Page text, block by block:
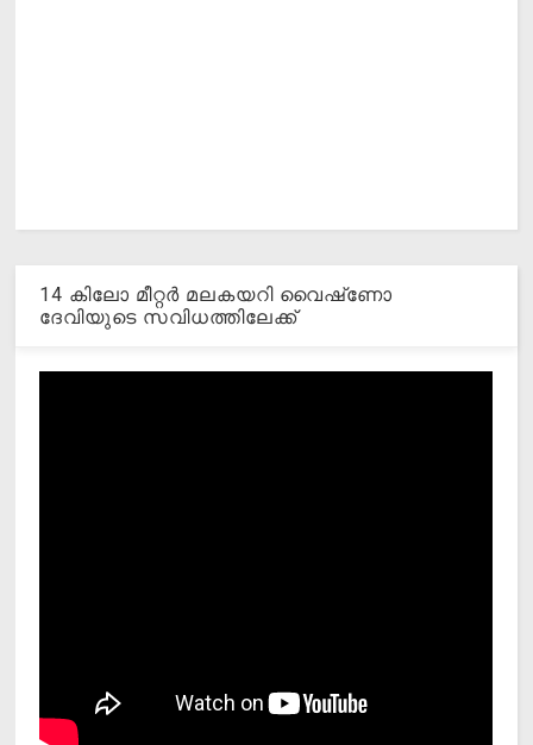
14 കിലോ മീറ്റര്‍ മലകയറി വൈഷ്‌ണോ
ദേവിയുടെ സവിധത്തിലേക്ക്